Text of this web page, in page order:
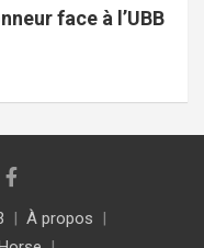
face à l’UBB
À propos